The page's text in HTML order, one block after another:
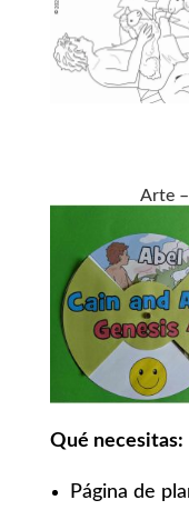
Arte –
Qué necesitas:
Página de